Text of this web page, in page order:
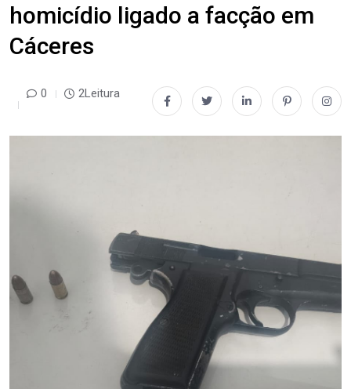
homicídio ligado a facção em
Cáceres
0 2Leitura